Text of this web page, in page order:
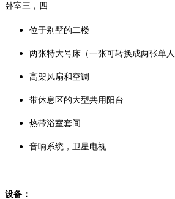
卧室三，四
位于别墅的二楼
两张特大号床（一张可转换成两张单
高架风扇和空调
带休息区的大型共用阳台
热带浴室套间
音响系统，卫星电视
设备：